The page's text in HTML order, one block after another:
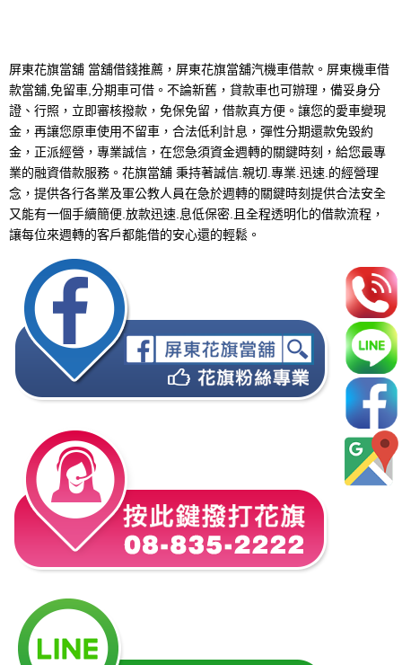
屏東花旗當舖 當舖借錢推薦，屏東花旗當舖汽機車借款。屏東機車借
款當舖,免留車,分期車可借。不論新舊，貸款車也可辦理，備妥身分
證、行照，立即審核撥款，免保免留，借款真方便。讓您的愛車變現
金，再讓您原車使用不留車，合法低利計息，彈性分期還款免毀約
金，正派經營，專業誠信，在您急須資金週轉的關鍵時刻，給您最專
業的融資借款服務。花旗當舖 秉持著誠信.親切.專業.迅速.的經營理
念，提供各行各業及軍公教人員在急於週轉的關鍵時刻提供合法安全
又能有一個手續簡便.放款迅速.息低保密.且全程透明化的借款流程，
讓每位來週轉的客戶都能借的安心還的輕鬆。